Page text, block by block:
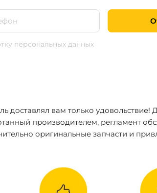
персональных данных
доставлял вам только удовольствие!
производителем, регламент
оригинальные запчасти и